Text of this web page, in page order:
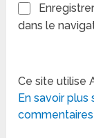
dans le
Ce site utilise
En savoir